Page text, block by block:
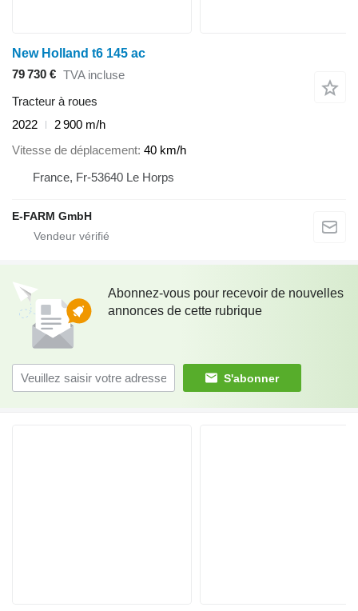
New Holland t6 145 ac
79 730 € TVA incluse
Tracteur à roues
2022
2 900 m/h
Vitesse de déplacement 40 km/h
France, Fr-53640 Le Horps
E-FARM GmbH
Abonnez-vous pour recevoir de nouvelles
annonces de cette rubrique
S'abonner